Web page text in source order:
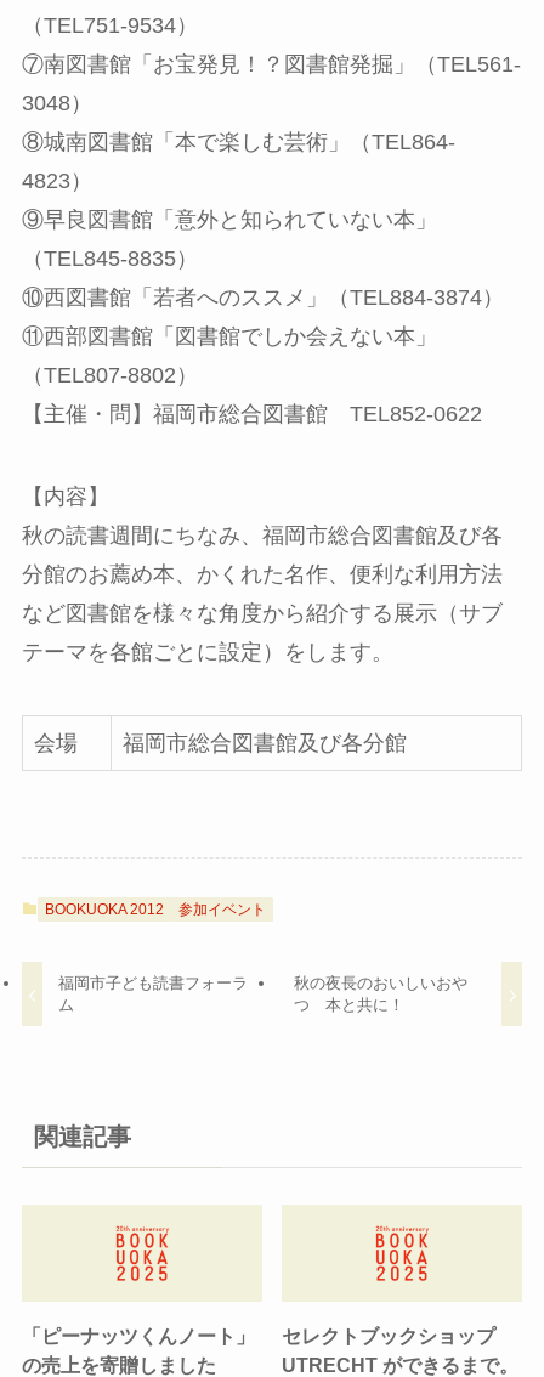
（TEL751-9534）
⑦南図書館「お宝発見！？図書館発掘」（TEL561-
3048）
⑧城南図書館「本で楽しむ芸術」（TEL864-
4823）
⑨早良図書館「意外と知られていない本」
（TEL845-8835）
⑩西図書館「若者へのススメ」（TEL884-3874）
⑪西部図書館「図書館でしか会えない本」
（TEL807-8802）
【主催・問】福岡市総合図書館 TEL852-0622
【内容】
秋の読書週間にちなみ、福岡市総合図書館及び各
分館のお薦め本、かくれた名作、便利な利用方法
など図書館を様々な角度から紹介する展示（サブ
テーマを各館ごとに設定）をします。
会場 福岡市総合図書館及び各分館
BOOKUOKA 2012 参加イベント
福岡市子ども読書フォーラ
ム
秋の夜長のおいしいおや
つ 本と共に！
関連記事
「ピーナッツくんノート」
の売上を寄贈しました
セレクトブックショップ
UTRECHT ができるまで。